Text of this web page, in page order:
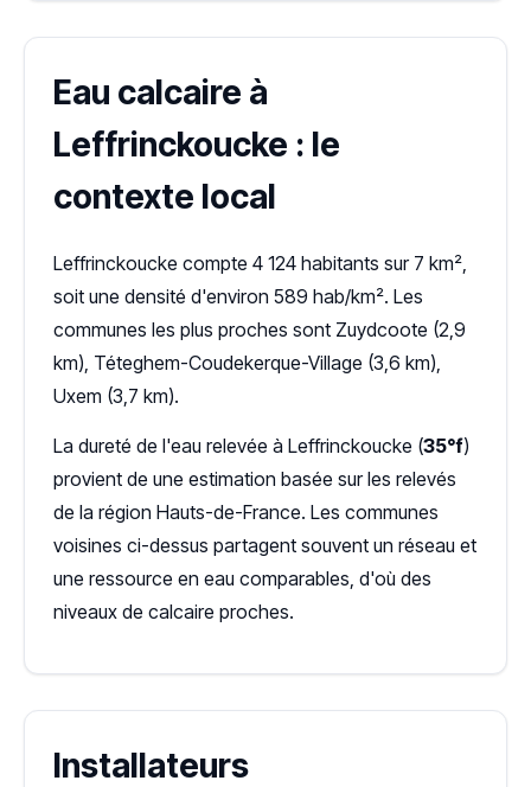
Eau calcaire à
Leffrinckoucke : le
contexte local
Leffrinckoucke compte 4 124 habitants sur 7 km²,
soit une densité d'environ 589 hab/km². Les
communes les plus proches sont Zuydcoote (2,9
km), Téteghem-Coudekerque-Village (3,6 km),
Uxem (3,7 km).
La dureté de l'eau relevée à Leffrinckoucke (35°f)
provient de une estimation basée sur les relevés
de la région Hauts-de-France. Les communes
voisines ci-dessus partagent souvent un réseau et
une ressource en eau comparables, d'où des
niveaux de calcaire proches.
Installateurs